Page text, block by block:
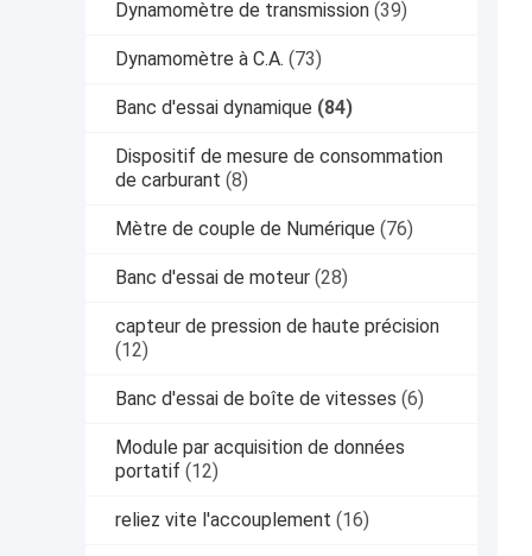
Dynamomètre de transmission (39)
Dynamomètre à C.A. (73)
Banc d'essai dynamique (84)
Dispositif de mesure de consommation
de carburant (8)
Mètre de couple de Numérique (76)
Banc d'essai de moteur (28)
capteur de pression de haute précision
(12)
Banc d'essai de boîte de vitesses (6)
Module par acquisition de données
portatif (12)
reliez vite l'accouplement (16)